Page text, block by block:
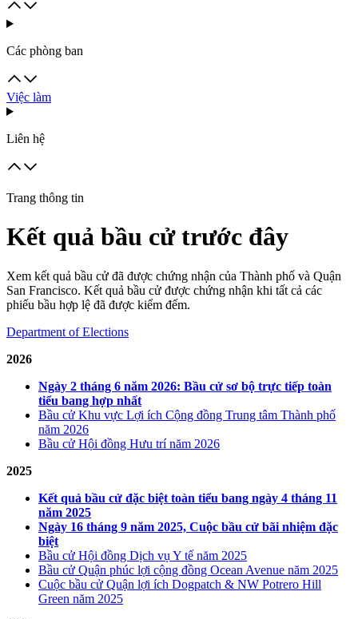
Các phòng ban
Việc làm
Liên hệ
Trang thông tin
Kết quả bầu cử trước đây
Xem kết quả bầu cử đã được chứng nhận của Thành phố và Quận
San Francisco. Kết quả bầu cử được chứng nhận khi tất cả các
phiếu bầu hợp lệ đã được kiểm đếm.
Department of Elections
2026
Ngày 2 tháng 6 năm 2026: Bầu cử sơ bộ trực tiếp toàn
tiểu bang hợp nhất
Bầu cử Khu vực Lợi ích Cộng đồng Trung tâm Thành phố
năm 2026
Bầu cử Hội đồng Hưu trí năm 2026
2025
Kết quả bầu cử đặc biệt toàn tiểu bang ngày 4 tháng 11
năm 2025
Ngày 16 tháng 9 năm 2025, Cuộc bầu cử bãi nhiệm đặc
biệt
Bầu cử Hội đồng Dịch vụ Y tế năm 2025
Bầu cử Quận phúc lợi cộng đồng Ocean Avenue năm 2025
Cuộc bầu cử Quận lợi ích Dogpatch & NW Potrero Hill
Green năm 2025